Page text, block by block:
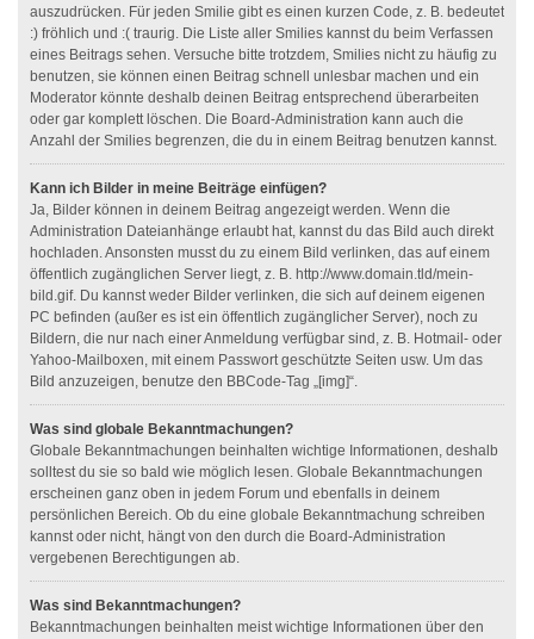
auszudrücken. Für jeden Smilie gibt es einen kurzen Code, z. B. bedeutet
:) fröhlich und :( traurig. Die Liste aller Smilies kannst du beim Verfassen
eines Beitrags sehen. Versuche bitte trotzdem, Smilies nicht zu häufig zu
benutzen, sie können einen Beitrag schnell unlesbar machen und ein
Moderator könnte deshalb deinen Beitrag entsprechend überarbeiten
oder gar komplett löschen. Die Board-Administration kann auch die
Anzahl der Smilies begrenzen, die du in einem Beitrag benutzen kannst.
Kann ich Bilder in meine Beiträge einfügen?
Ja, Bilder können in deinem Beitrag angezeigt werden. Wenn die
Administration Dateianhänge erlaubt hat, kannst du das Bild auch direkt
hochladen. Ansonsten musst du zu einem Bild verlinken, das auf einem
öffentlich zugänglichen Server liegt, z. B. http://www.domain.tld/mein-
bild.gif. Du kannst weder Bilder verlinken, die sich auf deinem eigenen
PC befinden (außer es ist ein öffentlich zugänglicher Server), noch zu
Bildern, die nur nach einer Anmeldung verfügbar sind, z. B. Hotmail- oder
Yahoo-Mailboxen, mit einem Passwort geschützte Seiten usw. Um das
Bild anzuzeigen, benutze den BBCode-Tag „[img]“.
Was sind globale Bekanntmachungen?
Globale Bekanntmachungen beinhalten wichtige Informationen, deshalb
solltest du sie so bald wie möglich lesen. Globale Bekanntmachungen
erscheinen ganz oben in jedem Forum und ebenfalls in deinem
persönlichen Bereich. Ob du eine globale Bekanntmachung schreiben
kannst oder nicht, hängt von den durch die Board-Administration
vergebenen Berechtigungen ab.
Was sind Bekanntmachungen?
Bekanntmachungen beinhalten meist wichtige Informationen über den